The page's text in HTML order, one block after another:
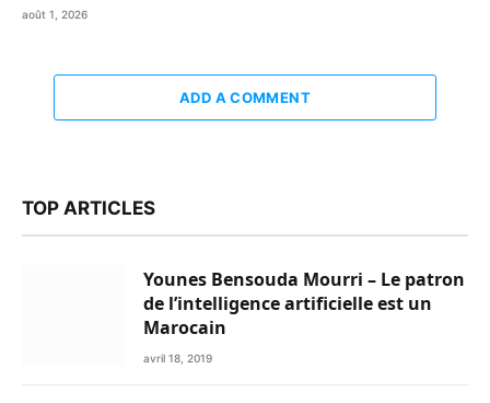
août 1, 2026
ADD A COMMENT
TOP ARTICLES
Younes Bensouda Mourri – Le patron
de l’intelligence artificielle est un
Marocain
avril 18, 2019